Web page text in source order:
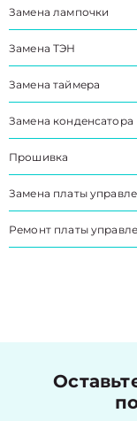
Замена лампочки
Замена ТЭН
Замена таймера
Замена конденсатора
Прошивка
Замена платы
Ремонт платы